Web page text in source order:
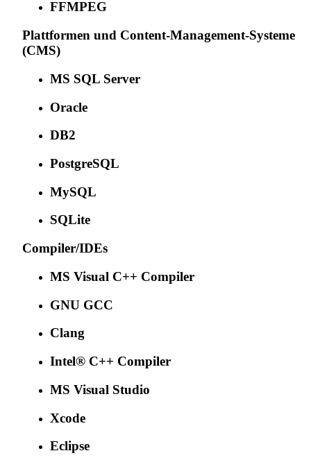
FFMPEG
Plattformen und Content-Management-Systeme
(CMS)
MS SQL Server
Oracle
DB2
PostgreSQL
MySQL
SQLite
Compiler/IDEs
MS Visual C++ Compiler
GNU GCC
Clang
Intel® C++ Compiler
MS Visual Studio
Xcode
Eclipse